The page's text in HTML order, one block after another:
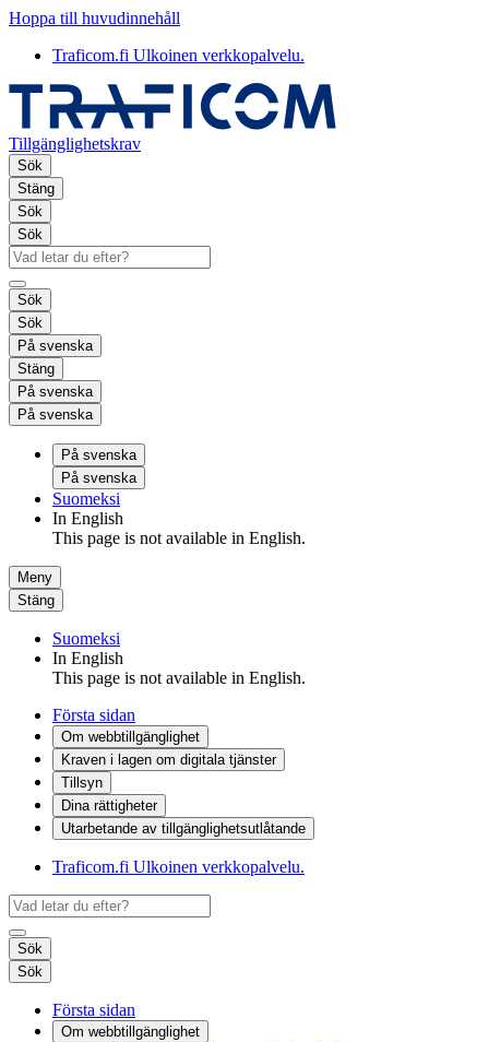
Hoppa till huvudinnehåll
Traficom.fi Ulkoinen verkkopalvelu.
Tillgänglighetskrav
Sök
Stäng
Sök
Sök
Sök
Sök
På svenska
Stäng
På svenska
På svenska
På svenska
På svenska
Suomeksi
In English
This page is not available in English.
Meny
Stäng
Suomeksi
In English
This page is not available in English.
Första sidan
Om webbtillgänglighet
Kraven i lagen om digitala tjänster
Tillsyn
Dina rättigheter
Utarbetande av tillgänglighets­utlåtande
Traficom.fi Ulkoinen verkkopalvelu.
Sök
Sök
Första sidan
Om webbtillgänglighet